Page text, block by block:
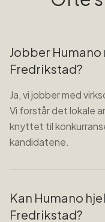
Jobber
Fredrikstad?
Ja, vi jobber med
Vi forstår det lokale
knyttet til
kandidatene.
Kan Humano
Fredrikstad?